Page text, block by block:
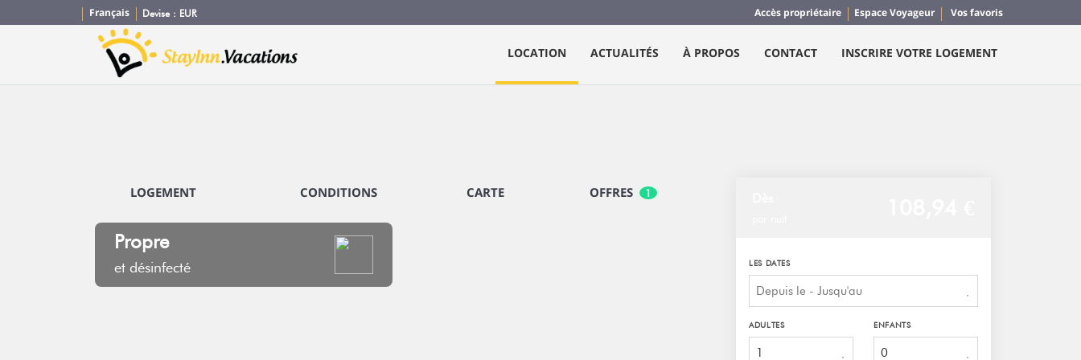
Français Devise : EUR Vos favoris
Espace Voyageur
Accès propriétaire
LOCATION ACTUALITÉS À PROPOS CONTACT INSCRIRE VOTRE LOGEMENT
LOGEMENT CONDITIONS CARTE OFFRES 1
LES DATES
ADULTES
1
ENFANTS
Propre
et désinfecté